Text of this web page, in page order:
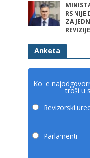
RS
ZA
REVIZIJE
Anketa
Ko je
troši u
Revizorski
Parlamenti